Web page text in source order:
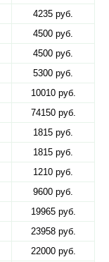
4235 руб.
4500 руб.
4500 руб.
5300 руб.
10010 руб.
74150 руб.
1815 руб.
1815 руб.
1210 руб.
9600 руб.
19965 руб.
23958 руб.
22000 руб.